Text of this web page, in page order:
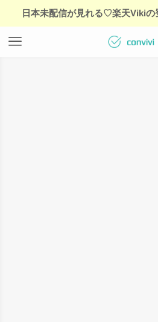
日本未配信が見れる♡楽天Vikiの